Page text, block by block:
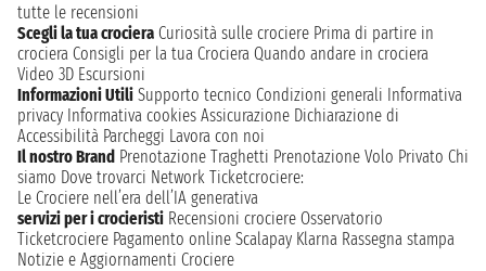
tutte le recensioni
Scegli la tua crociera Curiosità sulle crociere Prima di partire in
crociera Consigli per la tua Crociera Quando andare in crociera
Video 3D Escursioni
Informazioni Utili Supporto tecnico Condizioni generali Informativa
privacy Informativa cookies Assicurazione Dichiarazione di
Accessibilità Parcheggi Lavora con noi
Il nostro Brand Prenotazione Traghetti Prenotazione Volo Privato Chi
siamo Dove trovarci Network Ticketcrociere:
Le Crociere nell’era dell’IA generativa
servizi per i crocieristi Recensioni crociere Osservatorio
Ticketcrociere Pagamento online Scalapay Klarna Rassegna stampa
Notizie e Aggiornamenti Crociere